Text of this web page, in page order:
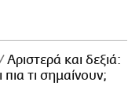
Αριστερά και δεξιά:
τι σημαίνουν;